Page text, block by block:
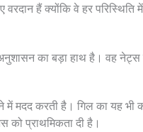
हैं क्योंकि वे हर
का बड़ा हाथ है। वह
करती है। गिल का यह भी
को प्राथमिकता दी है।